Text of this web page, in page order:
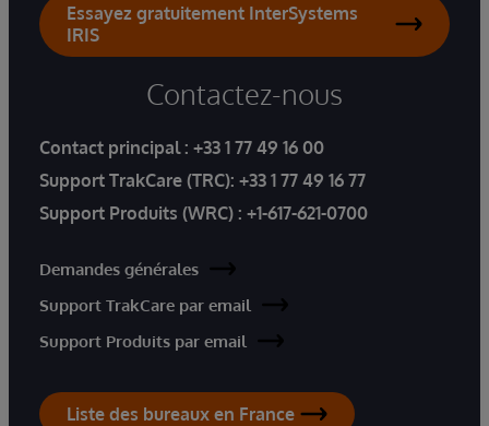
Essayez gratuitement InterSystems
IRIS
Contactez-nous
Contact principal : +33 1 77 49 16 00
Support TrakCare (TRC): +33 1 77 49 16 77
Support Produits (WRC) : +1-617-621-0700
Demandes générales
Support TrakCare par email
Support Produits par email
Liste des bureaux en France